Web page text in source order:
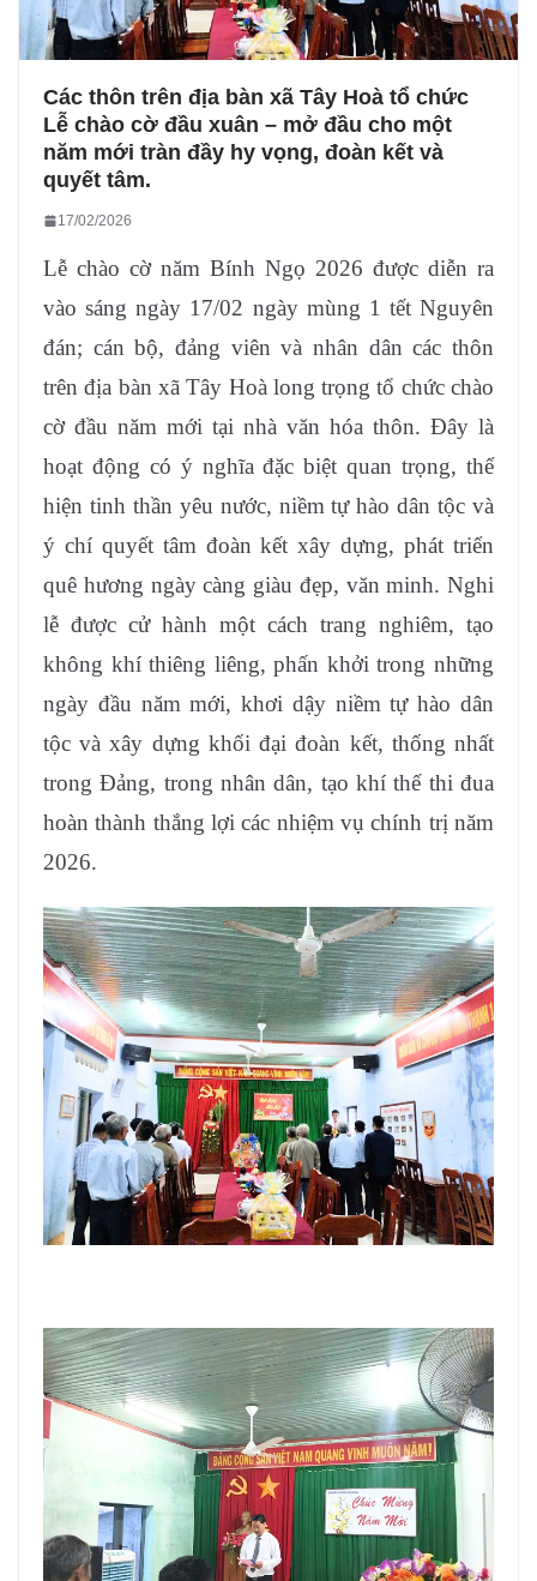
Các thôn trên địa bàn xã Tây Hoà tổ chức
Lễ chào cờ đầu xuân – mở đầu cho một
năm mới tràn đầy hy vọng, đoàn kết và
quyết tâm.
17/02/2026
Lễ chào cờ năm Bính Ngọ 2026 được diễn ra
vào sáng ngày 17/02 ngày mùng 1 tết Nguyên
đán; cán bộ, đảng viên và nhân dân các thôn
trên địa bàn xã Tây Hoà long trọng tổ chức chào
cờ đầu năm mới tại nhà văn hóa thôn. Đây là
hoạt động có ý nghĩa đặc biệt quan trọng, thể
hiện tinh thần yêu nước, niềm tự hào dân tộc và
ý chí quyết tâm đoàn kết xây dựng, phát triển
quê hương ngày càng giàu đẹp, văn minh. Nghi
lễ được cử hành một cách trang nghiêm, tạo
không khí thiêng liêng, phấn khởi trong những
ngày đầu năm mới, khơi dậy niềm tự hào dân
tộc và xây dựng khối đại đoàn kết, thống nhất
trong Đảng, trong nhân dân, tạo khí thế thi đua
hoàn thành thắng lợi các nhiệm vụ chính trị năm
2026.